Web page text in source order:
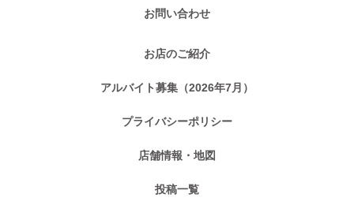
お問い合わせ
お店のご紹介
アルバイト募集（2026年7月）
プライバシーポリシー
店舗情報・地図
投稿一覧